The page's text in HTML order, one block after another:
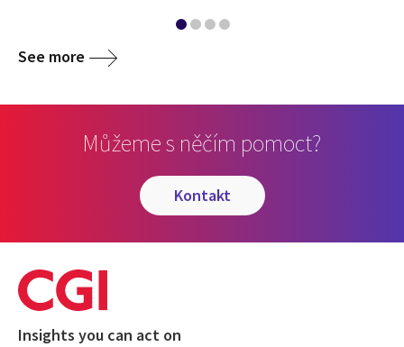
See more
Můžeme s něčím pomoct?
kontakt
Insights you can act on